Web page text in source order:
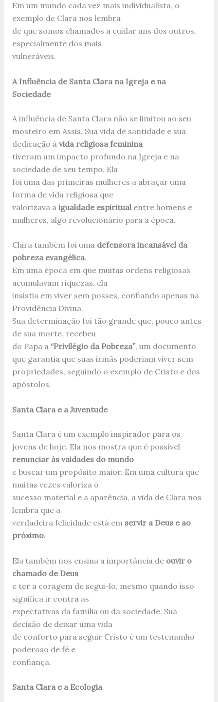
Em um mundo cada vez mais individualista, o
exemplo de Clara nos lembra
de que somos chamados a cuidar uns dos outros,
especialmente dos mais
vulneráveis.
A Influência de Santa Clara na Igreja e na
Sociedade
A influência de Santa Clara não se limitou ao seu
mosteiro em Assis. Sua vida de santidade e sua
dedicação à vida religiosa feminina
tiveram um impacto profundo na Igreja e na
sociedade de seu tempo. Ela
foi uma das primeiras mulheres a abraçar uma
forma de vida religiosa que
valorizava a igualdade espiritualentre homens e
mulheres, algo revolucionário para a época.
Clara também foi uma defensora incansável da
pobreza evangélica.
Em uma época em que muitas ordens religiosas
acumulavam riquezas, ela
insistia em viver sem posses, confiando apenas na
Providência Divina.
Sua determinação foi tão grande que, pouco antes
de sua morte, recebeu
do Papa a “Privilégio da Pobreza”, um documento
que garantia que suas irmãs poderiam viver sem
propriedades, seguindo o exemplo de Cristo e dos
apóstolos.
Santa Clara e a Juventude
Santa Clara é um exemplo inspirador para os
jovens de hoje. Ela nos mostra que é possível
renunciar às vaidades do mundo
e buscar um propósito maior. Em uma cultura que
muitas vezes valoriza o
sucesso material e a aparência, a vida de Clara nos
lembra que a
verdadeira felicidade está em servir a Deus e ao
próximo.
Ela também nos ensina a importância de ouvir o
chamado de Deus
e ter a coragem de segui-lo, mesmo quando isso
significa ir contra as
expectativas da família ou da sociedade. Sua
decisão de deixar uma vida
de conforto para seguir Cristo é um testemunho
poderoso de fé e
confiança.
Santa Clara e a Ecologia